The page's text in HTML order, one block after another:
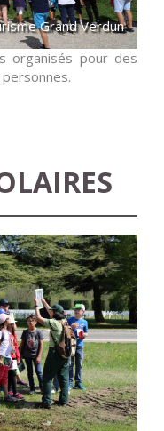
Grand Verdun
organisés pour des